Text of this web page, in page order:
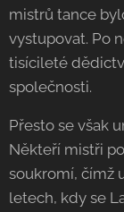
mistrů tance
vystupovat. Po
tisícileté
společnosti.
Přesto se však
Někteří mistři
soukromí, čímž
letech, kdy se